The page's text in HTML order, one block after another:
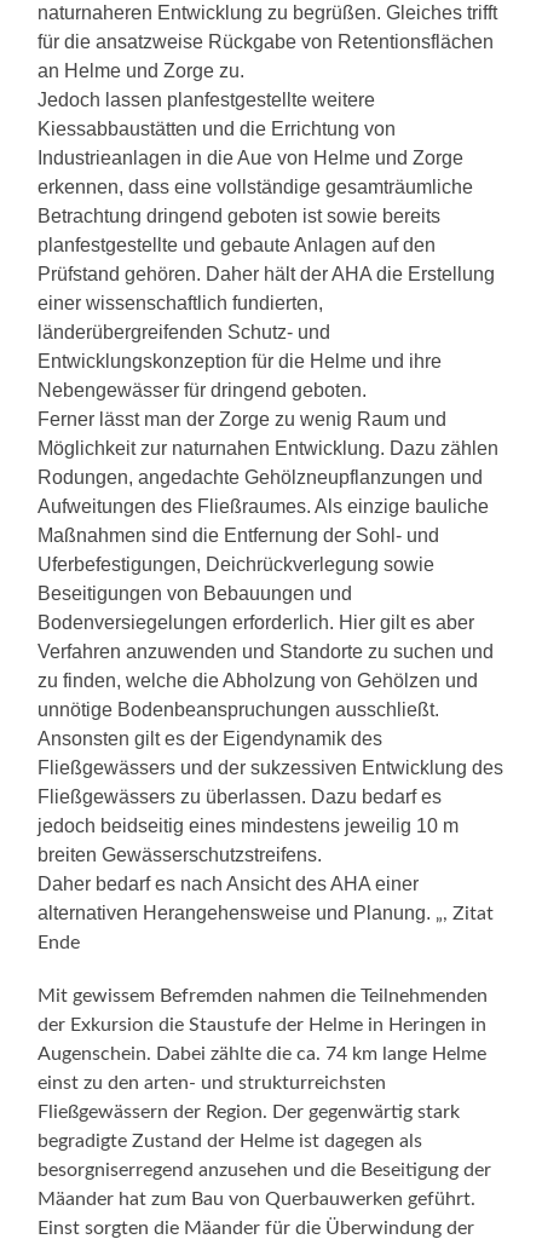
naturnaheren Entwicklung zu begrüßen. Gleiches trifft
für die ansatzweise Rückgabe von Retentionsflächen
an Helme und Zorge zu.
Jedoch lassen planfestgestellte weitere
Kiessabbaustätten und die Errichtung von
Industrieanlagen in die Aue von Helme und Zorge
erkennen, dass eine vollständige gesamträumliche
Betrachtung dringend geboten ist sowie bereits
planfestgestellte und gebaute Anlagen auf den
Prüfstand gehören. Daher hält der AHA die Erstellung
einer wissenschaftlich fundierten,
länderübergreifenden Schutz- und
Entwicklungskonzeption für die Helme und ihre
Nebengewässer für dringend geboten.
Ferner lässt man der Zorge zu wenig Raum und
Möglichkeit zur naturnahen Entwicklung. Dazu zählen
Rodungen, angedachte Gehölzneupflanzungen und
Aufweitungen des Fließraumes. Als einzige bauliche
Maßnahmen sind die Entfernung der Sohl- und
Uferbefestigungen, Deichrückverlegung sowie
Beseitigungen von Bebauungen und
Bodenversiegelungen erforderlich. Hier gilt es aber
Verfahren anzuwenden und Standorte zu suchen und
zu finden, welche die Abholzung von Gehölzen und
unnötige Bodenbeanspruchungen ausschließt.
Ansonsten gilt es der Eigendynamik des
Fließgewässers und der sukzessiven Entwicklung des
Fließgewässers zu überlassen. Dazu bedarf es
jedoch beidseitig eines mindestens jeweilig 10 m
breiten Gewässerschutzstreifens.
Daher bedarf es nach Ansicht des AHA einer
alternativen Herangehensweise und Planung. „, Zitat
Ende
Mit gewissem Befremden nahmen die Teilnehmenden
der Exkursion die Staustufe der Helme in Heringen in
Augenschein. Dabei zählte die ca. 74 km lange Helme
einst zu den arten- und strukturreichsten
Fließgewässern der Region. Der gegenwärtig stark
begradigte Zustand der Helme ist dagegen als
besorgniserregend anzusehen und die Beseitigung der
Mäander hat zum Bau von Querbauwerken geführt.
Einst sorgten die Mäander für die Überwindung der